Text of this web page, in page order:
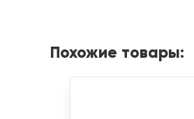
Похожие товары: